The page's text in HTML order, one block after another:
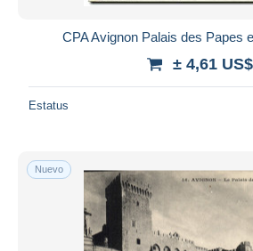
CPA Avignon Palais des Papes
± 4,61 US$
Estatus
Nuevo